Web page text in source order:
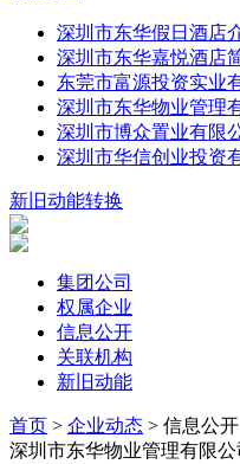
深圳市东华假日酒店
深圳市东华嘉悦酒店
东莞市富源投资实业
深圳市东华物业管理
深圳市博众置业有限
深圳市华信创业投资
新旧动能转换
集团公司
权属企业
信息公开
关联机构
新旧动能
首页 > 企业动态 > 信息公开
深圳市东华物业管理有限